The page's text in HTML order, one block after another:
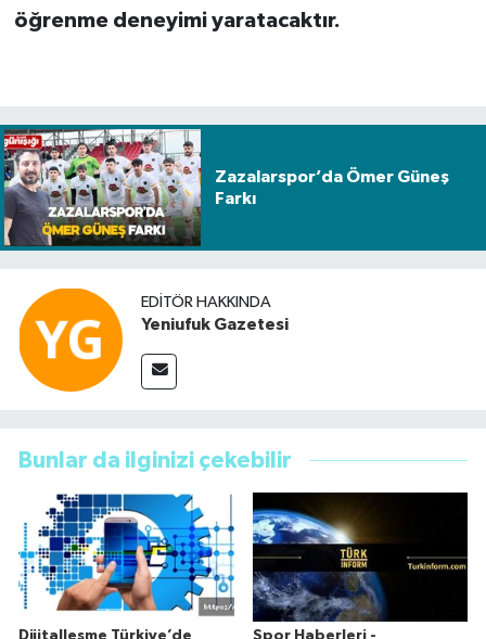
öğrenme deneyimi yaratacaktır.
Zazalarspor’da Ömer Güneş
Farkı
EDITÖR HAKKINDA
Yeniufuk Gazetesi
Bunlar da ilginizi çekebilir
Dijitalleşme Türkiye’de
Spor Haberleri -